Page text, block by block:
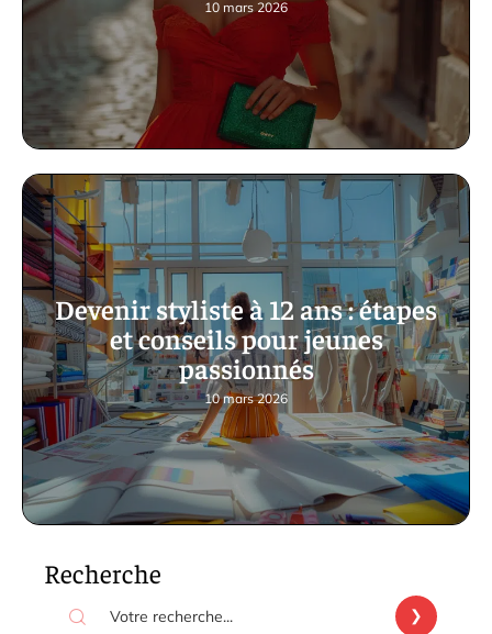
10 mars 2026
Devenir styliste à 12 ans : étapes
et conseils pour jeunes
passionnés
10 mars 2026
Recherche